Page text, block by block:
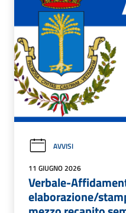
AVVISI
11 GIUGNO 2026
Verbale-
elaborazione/